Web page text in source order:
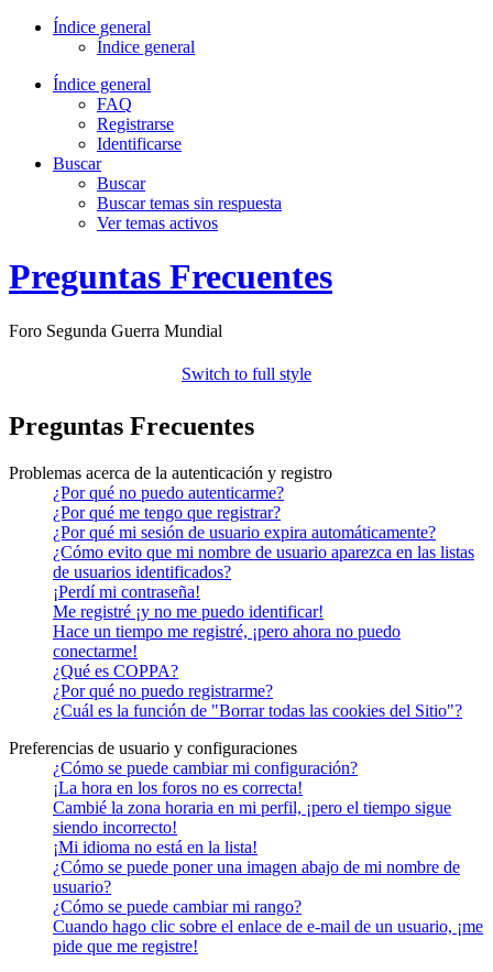
Índice general
Índice general
Índice general
FAQ
Registrarse
Identificarse
Buscar
Buscar
Buscar temas sin respuesta
Ver temas activos
Preguntas Frecuentes
Foro Segunda Guerra Mundial
Switch to full style
Preguntas Frecuentes
Problemas acerca de la autenticación y registro
¿Por qué no puedo autenticarme?
¿Por qué me tengo que registrar?
¿Por qué mi sesión de usuario expira automáticamente?
¿Cómo evito que mi nombre de usuario aparezca en las listas
de usuarios identificados?
¡Perdí mi contraseña!
Me registré ¡y no me puedo identificar!
Hace un tiempo me registré, ¡pero ahora no puedo
conectarme!
¿Qué es COPPA?
¿Por qué no puedo registrarme?
¿Cuál es la función de "Borrar todas las cookies del Sitio"?
Preferencias de usuario y configuraciones
¿Cómo se puede cambiar mi configuración?
¡La hora en los foros no es correcta!
Cambié la zona horaria en mi perfil, ¡pero el tiempo sigue
siendo incorrecto!
¡Mi idioma no está en la lista!
¿Cómo se puede poner una imagen abajo de mi nombre de
usuario?
¿Cómo se puede cambiar mi rango?
Cuando hago clic sobre el enlace de e-mail de un usuario, ¡me
pide que me registre!